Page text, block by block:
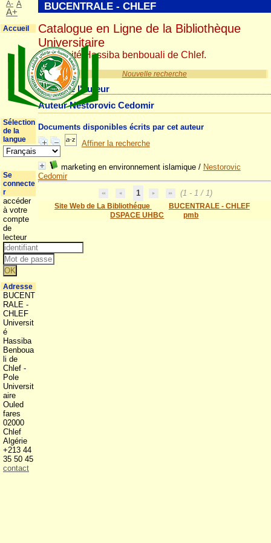
Nouvelle recherche
Détail de l'auteur
Auteur Nestorovic Cedomir
Documents disponibles écrits par cet auteur
Affiner la recherche
marketing en environnement islamique/ Nestorovic
Cedomir
1
(1 - 1 / 1)
Site Web de La Bibliothéque
BUCENTRALE - CHLEF
DSPACE UHBC
pmb
BUCENTRALE - CHLEF
Catalogue en Ligne de la Bibliothèque
Universitaire
Université Hassiba benbouali de Chlef.
A- A
A+
Accueil
Sélection
de la
langue
Se
connecte
r
accéder
à votre
compte
de
lecteur
Adresse
BUCENT
RALE -
CHLEF
Universit
é
Hassiba
Benboua
li de
Chlef -
Pole
Universit
aire
Ouled
fares
02000
Chlef
Algérie
+213 44
35 50 45
contact